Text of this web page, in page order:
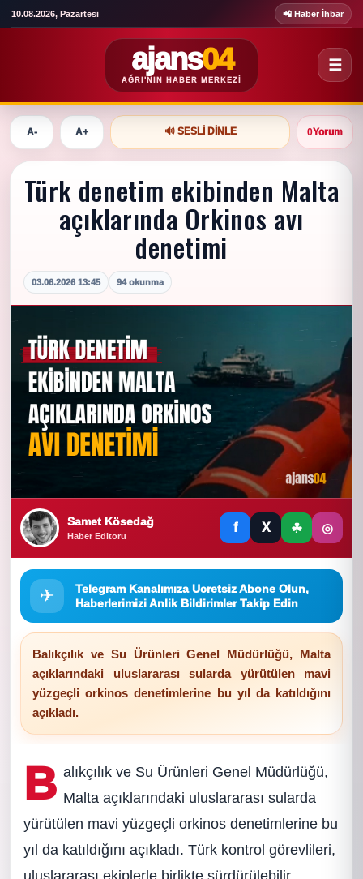
10.08.2026, Pazartesi 📲 Haber İhbar
ajans04
AĞRI'NIN HABER MERKEZI
☰
A- A+ 🔊 SESLI DINLE 0Yorum
Türk denetim ekibinden Malta
açıklarında Orkinos avı
denetimi
03.06.2026 13:45 94 okunma
Samet Kösedağ
Haber Editoru
f X ☘ ◎
✈
Telegram Kanalımıza Ucretsiz Abone Olun,
Haberlerimizi Anlik Bildirimler Takip Edin
Balıkçılık ve Su Ürünleri Genel Müdürlüğü, Malta
açıklarındaki uluslararası sularda yürütülen mavi
yüzgeçli orkinos denetimlerine bu yıl da katıldığını
açıkladı.
B alıkçılık ve Su Ürünleri Genel Müdürlüğü,
Malta açıklarındaki uluslararası sularda
yürütülen mavi yüzgeçli orkinos denetimlerine bu
yıl da katıldığını açıkladı. Türk kontrol görevlileri,